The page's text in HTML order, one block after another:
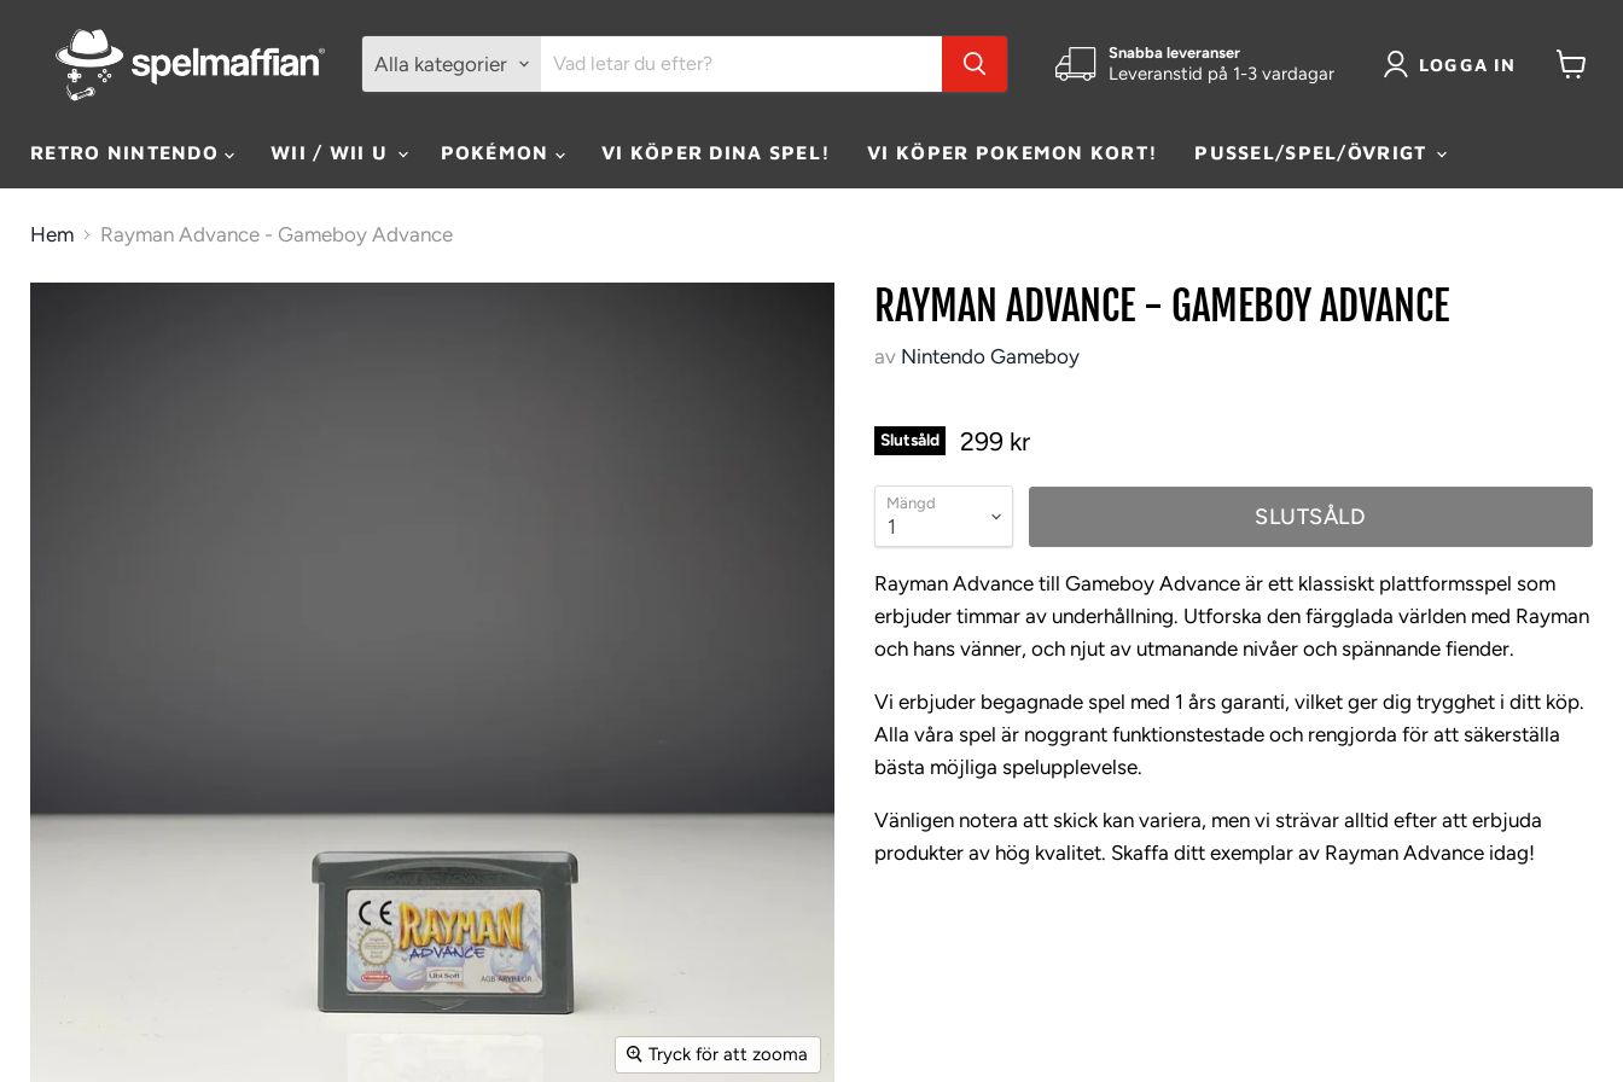
Alla kategorier Snabba leveranser
Leveranstid på 1-3 vardagar LOGGA IN
RETRO NINTENDO WII / WII U POKÉMON VI KÖPER DINA SPEL! VI KÖPER POKEMON KORT! PUSSEL/SPEL/ÖVRIGT
Hem Rayman Advance - Gameboy Advance
Tryck för att zooma
RAYMAN ADVANCE - GAMEBOY ADVANCE
av Nintendo Gameboy
Slutsåld 299 kr
Mängd SLUTSÅLD
Rayman Advance till Gameboy Advance är ett klassiskt plattformsspel som
erbjuder timmar av underhållning. Utforska den färgglada världen med Rayman
och hans vänner, och njut av utmanande nivåer och spännande fiender.
Vi erbjuder begagnade spel med 1 års garanti, vilket ger dig trygghet i ditt köp.
Alla våra spel är noggrant funktionstestade och rengjorda för att säkerställa
bästa möjliga spelupplevelse.
Vänligen notera att skick kan variera, men vi strävar alltid efter att erbjuda
produkter av hög kvalitet. Skaffa ditt exemplar av Rayman Advance idag!